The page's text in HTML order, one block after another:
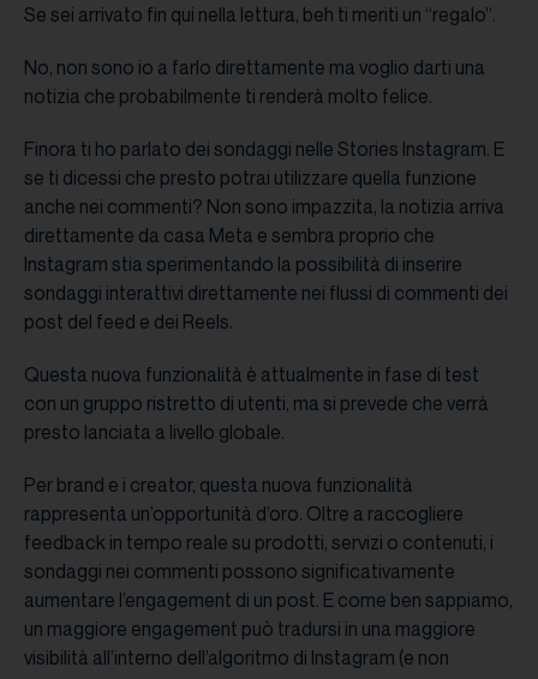
Se sei arrivato fin qui nella lettura, beh ti meriti un “regalo”.
No, non sono io a farlo direttamente ma voglio darti una
notizia che probabilmente ti renderà molto felice.
Finora ti ho parlato dei sondaggi nelle Stories Instagram. E
se ti dicessi che presto potrai utilizzare quella funzione
anche nei commenti? Non sono impazzita, la notizia arriva
direttamente da casa Meta e sembra proprio che
Instagram stia sperimentando la possibilità di inserire
sondaggi interattivi direttamente nei flussi di commenti dei
post del feed e dei Reels.
Questa nuova funzionalità è attualmente in fase di test
con un gruppo ristretto di utenti, ma si prevede che verrà
presto lanciata a livello globale.
Per brand e i creator, questa nuova funzionalità
rappresenta un’opportunità d’oro. Oltre a raccogliere
feedback in tempo reale su prodotti, servizi o contenuti, i
sondaggi nei commenti possono significativamente
aumentare l’engagement di un post. E come ben sappiamo,
un maggiore engagement può tradursi in una maggiore
visibilità all’interno dell’algoritmo di Instagram (e non